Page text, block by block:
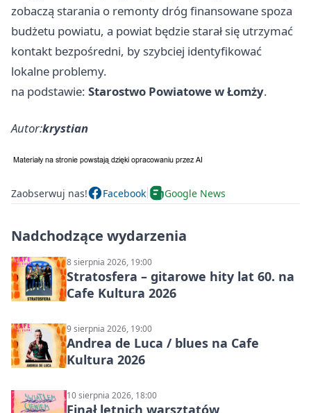
zobaczą starania o remonty dróg finansowane spoza
budżetu powiatu, a powiat będzie starał się utrzymać
kontakt bezpośredni, by szybciej identyfikować
lokalne problemy.
na podstawie: Starostwo Powiatowe w Łomży.
Autor:krystian
Zaobserwuj nas! Facebook Google News
Nadchodzące wydarzenia
8 sierpnia 2026, 19:00
Stratosfera – gitarowe hity lat 60. na
Cafe Kultura 2026
9 sierpnia 2026, 19:00
Andrea de Luca / blues na Cafe
Kultura 2026
10 sierpnia 2026, 18:00
Finał letnich warsztatów